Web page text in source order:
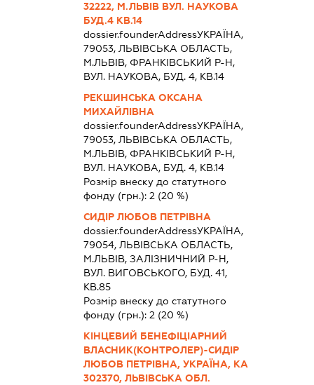
32222, М.ЛЬВІВ ВУЛ. НАУКОВА
БУД.4 КВ.14
dossier.founderAddressУКРАЇНА,
79053, ЛЬВIВСЬКА ОБЛАСТЬ,
М.ЛЬВІВ, ФРАНКІВСЬКИЙ Р-Н,
ВУЛ. НАУКОВА, БУД. 4, КВ.14
РЕКШИНСЬКА ОКСАНА
МИХАЙЛІВНА
dossier.founderAddressУКРАЇНА,
79053, ЛЬВIВСЬКА ОБЛАСТЬ,
М.ЛЬВІВ, ФРАНКІВСЬКИЙ Р-Н,
ВУЛ. НАУКОВА, БУД. 4, КВ.14
Розмір внеску до статутного
фонду (грн.):2 (20 %)
СИДІР ЛЮБОВ ПЕТРІВНА
dossier.founderAddressУКРАЇНА,
79054, ЛЬВIВСЬКА ОБЛАСТЬ,
М.ЛЬВІВ, ЗАЛІЗНИЧНИЙ Р-Н,
ВУЛ. ВИГОВСЬКОГО, БУД. 41,
КВ.85
Розмір внеску до статутного
фонду (грн.):2 (20 %)
КІНЦЕВИЙ БЕНЕФІЦІАРНИЙ
ВЛАСНИК(КОНТРОЛЕР)-СИДІР
ЛЮБОВ ПЕТРІВНА, УКРАЇНА, КА
302370, ЛЬВІВСЬКА ОБЛ.